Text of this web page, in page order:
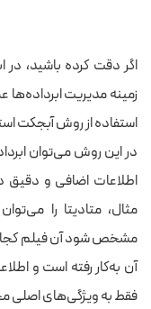
اگر دقت کرده باشید،
زمینه مدیریت
استفاده از روش آبجکت
در این روش می‌توان
اطلاعات اضافی و دقیق
مثال، متادیتا را
مشخص شود آن فیلم کجا
آن به‌کار رفته است و
فقط به ویژگی‌های